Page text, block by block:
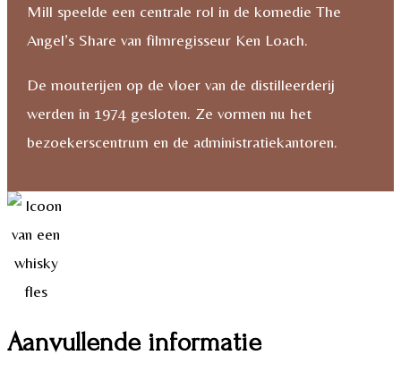
Mill speelde een centrale rol in de komedie The
Angel’s Share van filmregisseur Ken Loach.
De mouterijen op de vloer van de distilleerderij
werden in 1974 gesloten. Ze vormen nu het
bezoekerscentrum en de administratiekantoren.
Aanvullende informatie